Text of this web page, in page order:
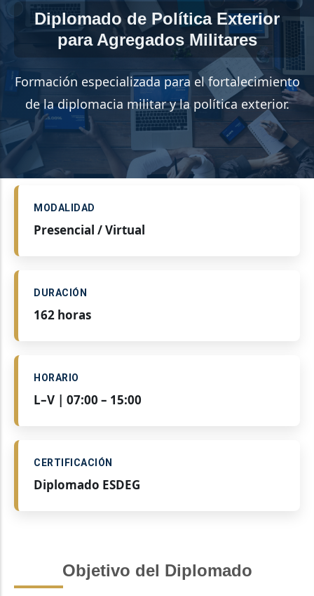
Diplomado de Política Exterior
para Agregados Militares
Formación especializada para el fortalecimiento
de la diplomacia militar y la política exterior.
MODALIDAD
Presencial / Virtual
DURACIÓN
162 horas
HORARIO
L–V | 07:00 – 15:00
CERTIFICACIÓN
Diplomado ESDEG
Objetivo del Diplomado